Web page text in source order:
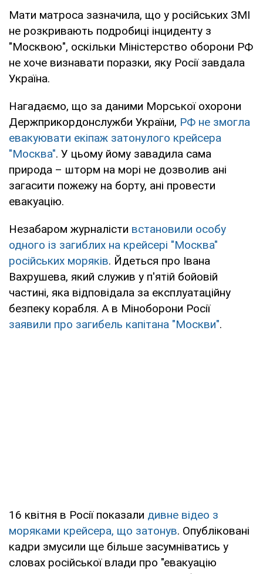
Мати матроса зазначила, що у російських ЗМІ
не розкривають подробиці інциденту з
"Москвою", оскільки Міністерство оборони РФ
не хоче визнавати поразки, яку Росії завдала
Україна.
Нагадаємо, що за даними Морської охорони
Держприкордонслужби України, РФ не змогла
евакуювати екіпаж затонулого крейсера
"Москва". У цьому йому завадила сама
природа – шторм на морі не дозволив ані
загасити пожежу на борту, ані провести
евакуацію.
Незабаром журналісти встановили особу
одного із загиблих на крейсері "Москва"
російських моряків. Йдеться про Івана
Вахрушева, який служив у п'ятій бойовій
частині, яка відповідала за експлуатаційну
безпеку корабля. А в Міноборони Росії
заявили про загибель капітана "Москви".
16 квітня в Росії показали дивне відео з
моряками крейсера, що затонув. Опубліковані
кадри змусили ще більше засумніватись у
словах російської влади про "евакуацію